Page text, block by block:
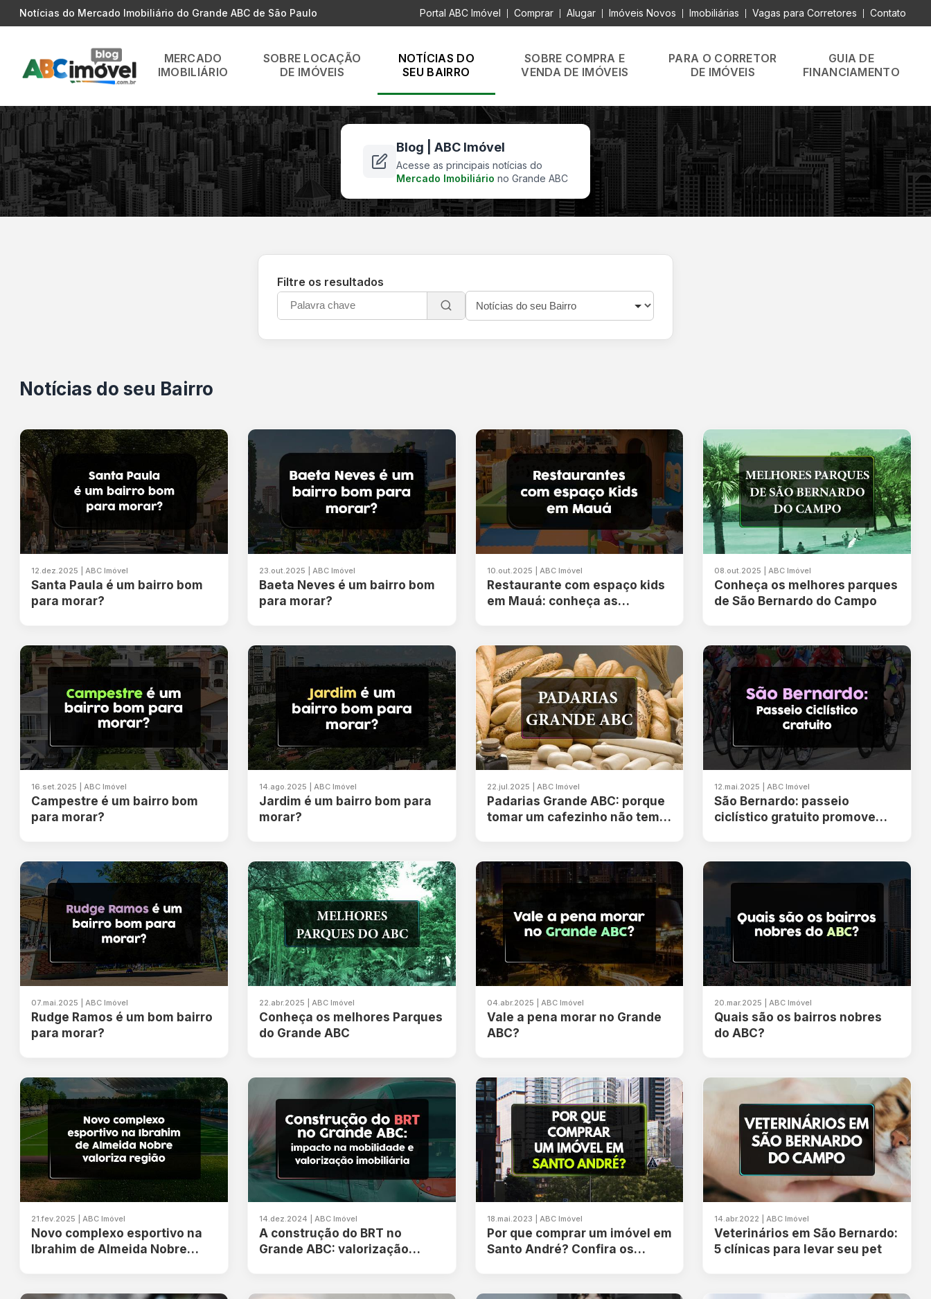
Notícias do Mercado Imobiliário do Grande ABC de São Paulo Portal ABC Imóvel Comprar Alugar Imóveis Novos Imobiliárias Vagas para Corretores Contato
MERCADO
IMOBILIÁRIO
SOBRE LOCAÇÃO
DE IMÓVEIS
NOTÍCIAS DO
SEU BAIRRO
SOBRE COMPRA E
VENDA DE IMÓVEIS
PARA O CORRETOR
DE IMÓVEIS
GUIA DE
FINANCIAMENTO
Blog | ABC Imóvel
Acesse as principais notícias do
Mercado Imobiliário no Grande ABC
Filtre os resultados
Notícias do seu Bairro
12.dez.2025 | ABC Imóvel
Santa Paula é um bairro bom
para morar?
23.out.2025 | ABC Imóvel
Baeta Neves é um bairro bom
para morar?
10.out.2025 | ABC Imóvel
Restaurante com espaço kids
em Mauá: conheça as
08.out.2025 | ABC Imóvel
Conheça os melhores parques
de São Bernardo do Campo
16.set.2025 | ABC Imóvel
Campestre é um bairro bom
para morar?
14.ago.2025 | ABC Imóvel
Jardim é um bairro bom para
morar?
22.jul.2025 | ABC Imóvel
Padarias Grande ABC: porque
tomar um cafezinho não tem
12.mai.2025 | ABC Imóvel
São Bernardo: passeio
ciclístico gratuito promove
07.mai.2025 | ABC Imóvel
Rudge Ramos é um bom bairro
para morar?
22.abr.2025 | ABC Imóvel
Conheça os melhores Parques
do Grande ABC
04.abr.2025 | ABC Imóvel
Vale a pena morar no Grande
ABC?
20.mar.2025 | ABC Imóvel
Quais são os bairros nobres
do ABC?
21.fev.2025 | ABC Imóvel
Novo complexo esportivo na
Ibrahim de Almeida Nobre
14.dez.2024 | ABC Imóvel
A construção do BRT no
Grande ABC: valorização
18.mai.2023 | ABC Imóvel
Por que comprar um imóvel em
Santo André? Confira os
14.abr.2022 | ABC Imóvel
Veterinários em São Bernardo:
5 clínicas para levar seu pet